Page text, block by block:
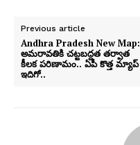
Previous article
Andhra Pradesh New Map:
అమరావతికి చట్టబద్దత తర్వాత
కీలక పరిణామం.. ఏపీ కొత్త మ్యాప్‌
ఇదిగో..